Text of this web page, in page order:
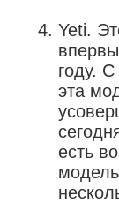
Yeti.
году.
эта
есть